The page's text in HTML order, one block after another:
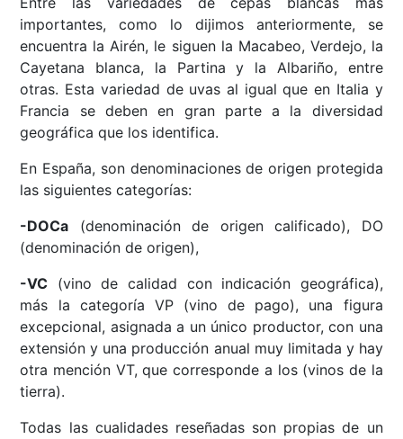
importantes, como lo dijimos anteriormente, se
encuentra la Airén, le siguen la Macabeo, Verdejo, la
Cayetana blanca, la Partina y la Albariño, entre
otras. Esta variedad de uvas al igual que en Italia y
Francia se deben en gran parte a la diversidad
geográfica que los identifica.
En España, son denominaciones de origen protegida
las siguientes categorías:
-DOCa (denominación de origen calificado), DO
(denominación de origen),
-VC (vino de calidad con indicación geográfica),
más la categoría VP (vino de pago), una figura
excepcional, asignada a un único productor, con una
extensión y una producción anual muy limitada y hay
otra mención VT, que corresponde a los (vinos de la
tierra).
Todas las cualidades reseñadas son propias de un